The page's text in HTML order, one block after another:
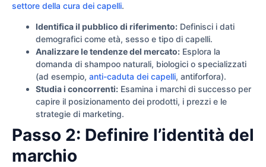
settore della cura dei capelli.
Identifica il pubblico di riferimento: Definisci i dati
demografici come età, sesso e tipo di capelli.
Analizzare le tendenze del mercato: Esplora la
domanda di shampoo naturali, biologici o specializzati
(ad esempio, anti-caduta dei capelli, antiforfora).
Studia i concorrenti: Esamina i marchi di successo per
capire il posizionamento dei prodotti, i prezzi e le
strategie di marketing.
Passo 2: Definire l’identità del
marchio